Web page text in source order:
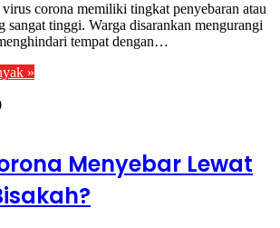
corona memiliki tingkat penyebaran atau
sangat tinggi. Warga disarankan mengurangi
tempat dengan…
»
Menyebar Lewat